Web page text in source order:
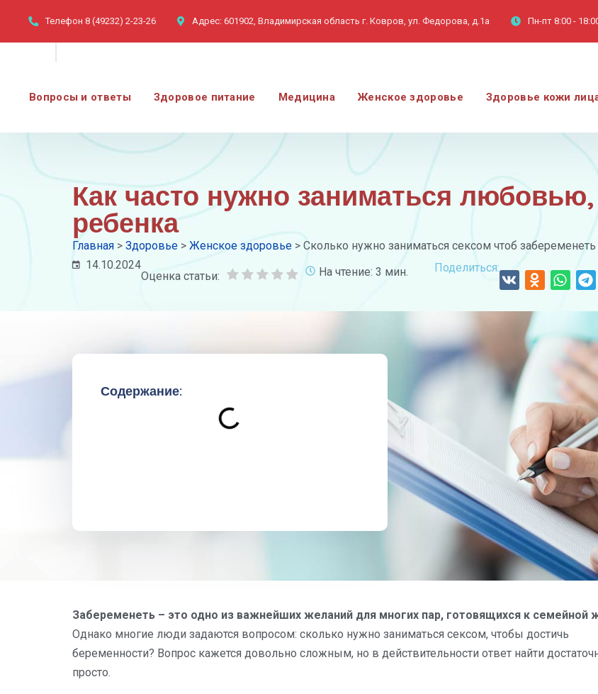
Телефон 8 (49232) 2-23-26 Адрес: 601902, Владимирская область г. Ковров, ул. Федорова, д.1а Пн-пт 8:00 -
Вопросы и ответы Здоровое питание Медицина Женское здоровье Здоровье кожи
Как часто нужно заниматься
ребенка
Главная > Здоровье > Женское здоровье > Сколько нужно заниматься сексом чтоб забеременеть
14.10.2024
Оценка статьи:
На чтение: 3 мин. Поделиться:
Содержание:
Забеременеть – это одно из важнейших желаний для многих пар, готовящихся к семейной
Однако многие люди задаются вопросом: сколько нужно заниматься сексом, чтобы достичь
беременности? Вопрос кажется довольно сложным, но в действительности ответ найти
просто.